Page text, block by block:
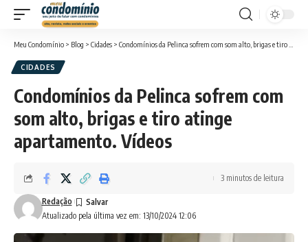
Meu Condomínio > Blog > Cidades > Condomínios da Pelinca sofrem com som alto, brigas e tiro atinge apartamento. Vídeos
CIDADES
Condomínios da Pelinca sofrem com
som alto, brigas e tiro atinge
apartamento. Vídeos
Atualizado pela última vez em: 13/10/2024 12:06
Redação
3 minutos de leitura